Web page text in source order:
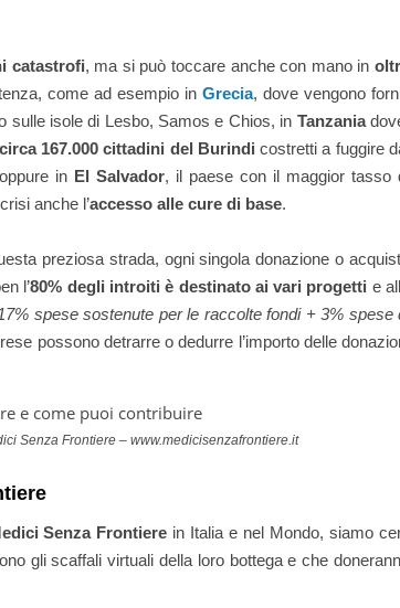
catastrofi, ma si può toccare anche con mano in
come ad esempio in Grecia, dove vengono
sulle isole di Lesbo, Samos e Chios, in Tanzania
circa 167.000 cittadini del Burindi costretti a fuggire
in El Salvador, il paese con il maggior tasso
anche l’accesso alle cure di base.
preziosa strada, ogni singola donazione o
l’80% degli introiti è destinato ai vari progetti e
spese sostenute per le raccolte fondi + 3% spese
possono detrarre o dedurre l’importo delle
Senza Frontiere – www.medicisenzafrontiere.it
Senza Frontiere in Italia e nel Mondo, siamo
gli scaffali virtuali della loro bottega e che